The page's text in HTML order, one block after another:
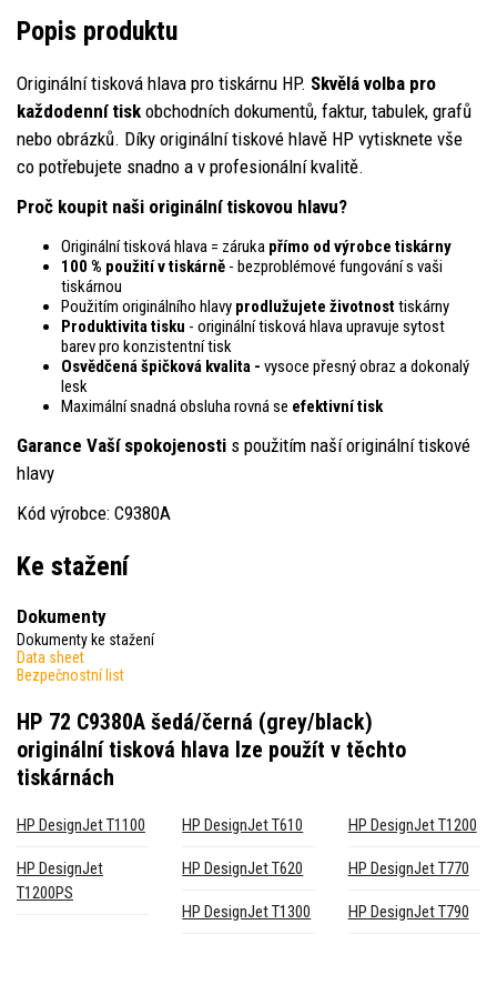
Popis produktu
Originální tisková hlava pro tiskárnu HP. Skvělá volba pro
každodenní tisk obchodních dokumentů, faktur, tabulek, grafů
nebo obrázků. Díky originální tiskové hlavě HP vytisknete vše
co potřebujete snadno a v profesionální kvalitě.
Proč koupit naši originální tiskovou hlavu?
Originální tisková hlava = záruka přímo od výrobce tiskárny
100 % použití v tiskárně - bezproblémové fungování s vaši
tiskárnou
Použitím originálního hlavy prodlužujete životnosttiskárny
Produktivita tisku - originální tisková hlava upravuje sytost
barev pro konzistentní tisk
Osvědčená špičková kvalita - vysoce přesný obraz a dokonalý
lesk
Maximální snadná obsluha rovná se efektivní tisk
Garance Vaší spokojenosti s použitím naší originální tiskové
hlavy
Kód výrobce: C9380A
Ke stažení
Dokumenty
Dokumenty ke stažení
Data sheet
Bezpečnostní list
HP 72 C9380A šedá/černá (grey/black)
originální tisková hlava lze použít v těchto
tiskárnách
HP DesignJet T1100 HP DesignJet T610 HP DesignJet T1200
HP DesignJet
T1200PS
HP DesignJet T620 HP DesignJet T770
HP DesignJet T1300 HP DesignJet T790